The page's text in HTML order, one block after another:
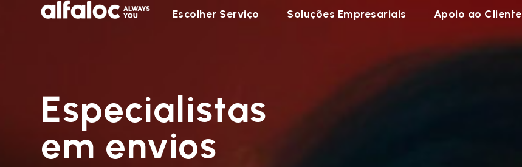
Escolher Serviço Soluções Empresariais Apoio ao Cliente
Especialistas
em envios